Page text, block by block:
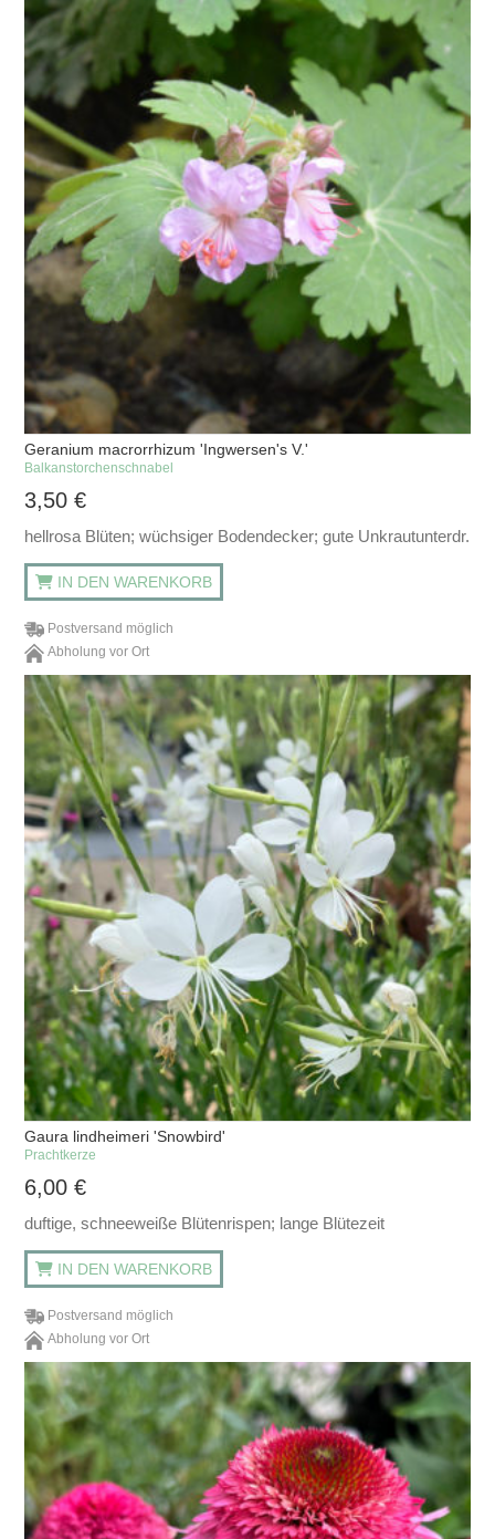
Geranium macrorrhizum 'Ingwersen's V.'
Balkanstorchenschnabel
3,50€
hellrosa Blüten; wüchsiger Bodendecker; gute Unkrautunterdr.
IN DEN WARENKORB
Postversand möglich
Abholung vor Ort
Gaura lindheimeri 'Snowbird'
Prachtkerze
6,00€
duftige, schneeweiße Blütenrispen; lange Blütezeit
IN DEN WARENKORB
Postversand möglich
Abholung vor Ort